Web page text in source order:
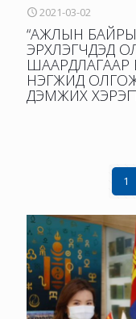
2021-03-02
“АЖЛЫН
ЭРХЛЭГЧДЭД
ШААРДЛАГААР
НЭГЖИД
ДЭМЖИХ
1